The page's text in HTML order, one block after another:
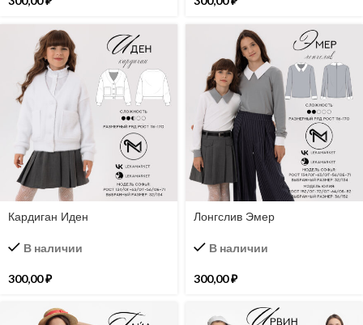
Кардиган Иден
В наличии
300,00₽
Лонгслив Эмер
В наличии
300,00₽